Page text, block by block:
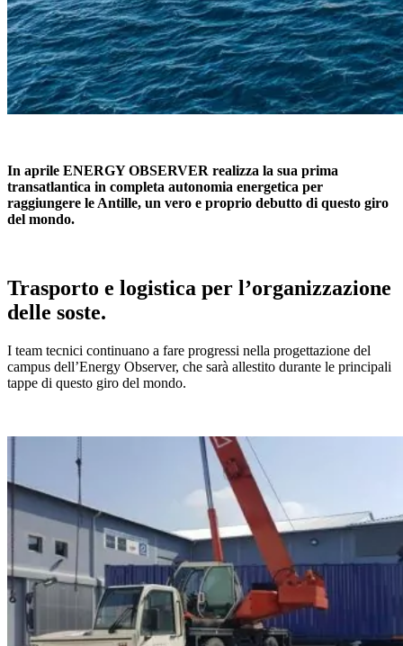
In aprile ENERGY OBSERVER realizza la sua prima
transatlantica in completa autonomia energetica per
raggiungere le Antille, un vero e proprio debutto di questo giro
del mondo.
Trasporto e logistica per l’organizzazione
delle soste.
I team tecnici continuano a fare progressi nella progettazione del
campus dell’Energy Observer, che sarà allestito durante le principali
tappe di questo giro del mondo.